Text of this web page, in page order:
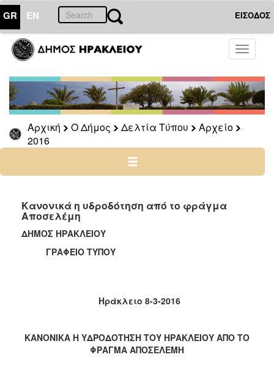
GR EN ΕΙΣΟΔΟΣ
Toggle
Αρχική Ο Δήμος Δελτία Τύπου
Αρχείο
2016
ΔΗΜΟΣ
Δελτία
Τύπου
Αρχείο
2026
2025
2022
2021
2020
2019
Κανονικά η υδροδότηση από το φράγμα
Αποσελέμη
ΔΗΜΟΣ ΗΡΑΚΛΕΙΟΥ
ΓΡΑΦΕΙΟ ΤΥΠΟΥ
Ηράκλειο 8-3-2016
ΚΑΝΟΝΙΚΑ Η ΥΔΡΟΔΟΤΗΣΗ ΤΟΥ ΗΡΑΚΛΕΙΟΥ ΑΠΟ ΤΟ
ΦΡΑΓΜΑ ΑΠΟΣΕΛΕΜΗ